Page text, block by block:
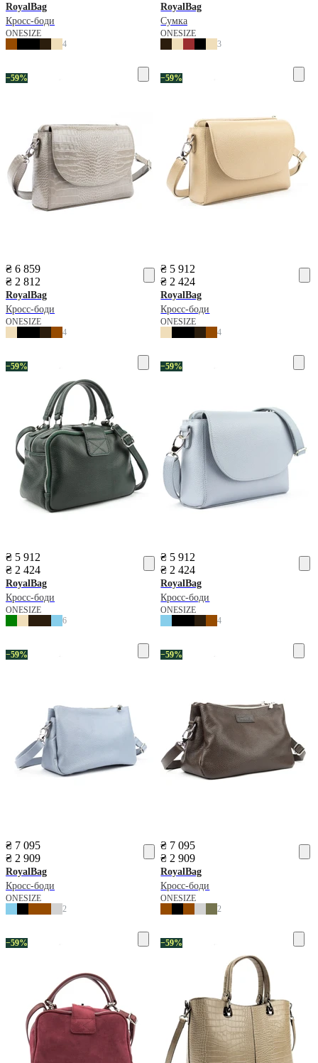
RoyalBag
Кросс-боди
ONESIZE
4
RoyalBag
Сумка
ONESIZE
3
−59%
₴ 6 859
₴ 2 812
RoyalBag
Кросс-боди
ONESIZE
4
−59%
₴ 5 912
₴ 2 424
RoyalBag
Кросс-боди
ONESIZE
4
−59%
₴ 5 912
₴ 2 424
RoyalBag
Кросс-боди
ONESIZE
6
−59%
₴ 5 912
₴ 2 424
RoyalBag
Кросс-боди
ONESIZE
4
−59%
₴ 7 095
₴ 2 909
RoyalBag
Кросс-боди
ONESIZE
2
−59%
₴ 7 095
₴ 2 909
RoyalBag
Кросс-боди
ONESIZE
2
−59% −59%